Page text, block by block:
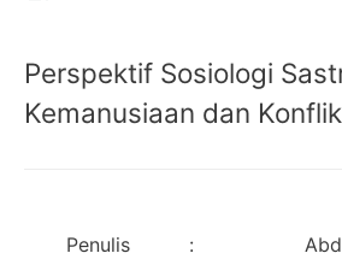
Perspektif Sosiologi
Kemanusiaan dan
Penulis :